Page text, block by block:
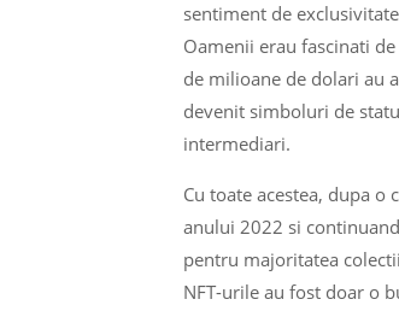
sentiment de
Oamenii erau fascinati
de milioane de dolari au
devenit simboluri de
intermediari.
Cu toate acestea, dupa
anului 2022 si
pentru majoritatea
NFT-urile au fost doar o